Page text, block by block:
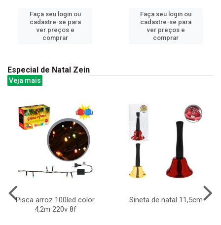
Faça seu login ou
cadastre-se para
ver preços e
comprar
Faça seu login ou
cadastre-se para
ver preços e
comprar
Especial de Natal Zein
Veja mais
Pisca arroz 100led color
4,2m 220v 8f
Sineta de natal 11,5cm